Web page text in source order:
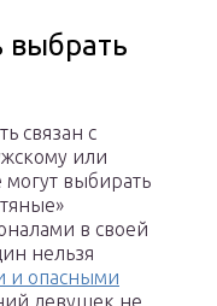
выбрать
связан с
или
выбирать
в своей
нельзя
и опасными
девушек не